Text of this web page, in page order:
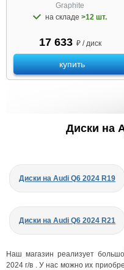
Graphite
на складе >12 шт.
17 633 ₽ / диск
купить
Диски на
Диски на Audi Q6 2024 R19
Диски на Audi Q6 2024 R21
Наш магазин реализует
2024 г/в . У нас можно их